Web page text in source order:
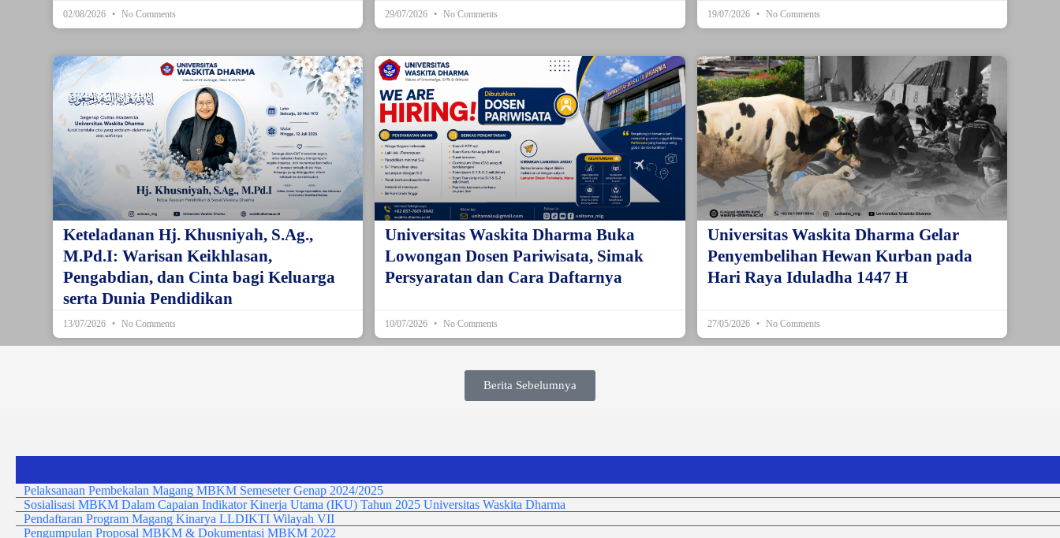
02/08/2026 No Comments 29/07/2026 No Comments 19/07/2026 No Comments
Keteladanan Hj. Khusniyah, S.Ag.,
M.Pd.I: Warisan Keikhlasan,
Pengabdian, dan Cinta bagi Keluarga
serta Dunia Pendidikan
13/07/2026 No Comments
Universitas Waskita Dharma Buka
Lowongan Dosen Pariwisata, Simak
Persyaratan dan Cara Daftarnya
10/07/2026 No Comments
Universitas Waskita Dharma Gelar
Penyembelihan Hewan Kurban pada
Hari Raya Iduladha 1447 H
27/05/2026 No Comments
Berita Sebelumnya
Pelaksanaan Pembekalan Magang MBKM Semeseter Genap 2024/2025
Sosialisasi MBKM Dalam Capaian Indikator Kinerja Utama (IKU) Tahun 2025 Universitas Waskita Dharma
Pendaftaran Program Magang Kinarya LLDIKTI Wilayah VII
Pengumpulan Proposal MBKM & Dokumentasi MBKM 2022